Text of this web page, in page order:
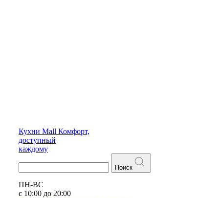
Кухни Mall Комфорт,
доступный
каждому
Поиск
ПН-ВС
с 10:00 до 20:00